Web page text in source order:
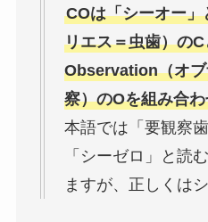
COは「シーオー
リエス＝虫歯）のC
Observation（オ
察）のOを組み合
本語では「要観察
「シーゼロ」と読
ますが、正しくは